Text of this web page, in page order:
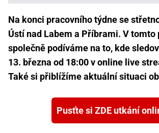
Na konci pracovního týdne se
Ústí nad Labem a Příbrami. V tomto
společně podíváme na to, kde
13. března od 18:00 v online live
Také si přiblížíme aktuální situaci
Pusťte si ZDE utkání